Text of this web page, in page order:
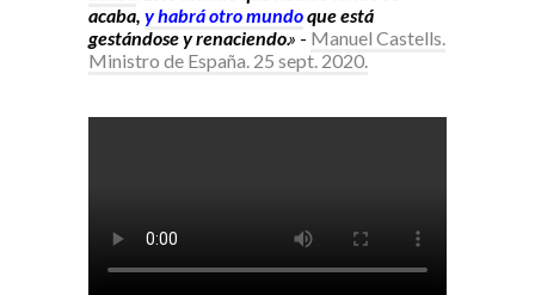
acaba, y habrá otro mundoque está
gestándose y renaciendo.» - Manuel Castells.
Ministro de España. 25 sept. 2020.